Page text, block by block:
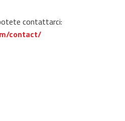
contattarci:
contact/